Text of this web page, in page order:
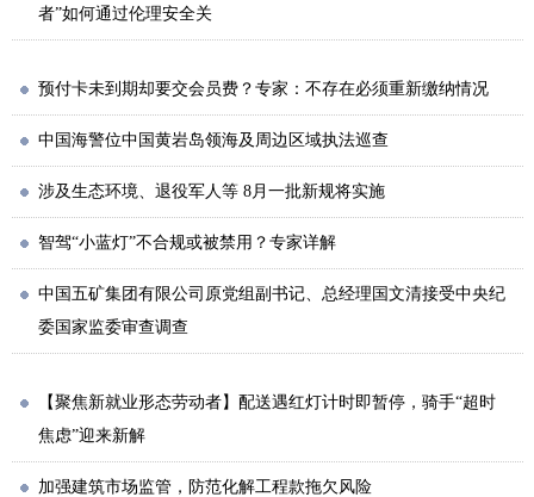
者”如何通过伦理安全关
预付卡未到期却要交会员费？专家：不存在必须重新缴纳情况
中国海警位中国黄岩岛领海及周边区域执法巡查
涉及生态环境、退役军人等 8月一批新规将实施
智驾“小蓝灯”不合规或被禁用？专家详解
中国五矿集团有限公司原党组副书记、总经理国文清接受中央纪
委国家监委审查调查
【聚焦新就业形态劳动者】配送遇红灯计时即暂停，骑手“超时
焦虑”迎来新解
加强建筑市场监管，防范化解工程款拖欠风险